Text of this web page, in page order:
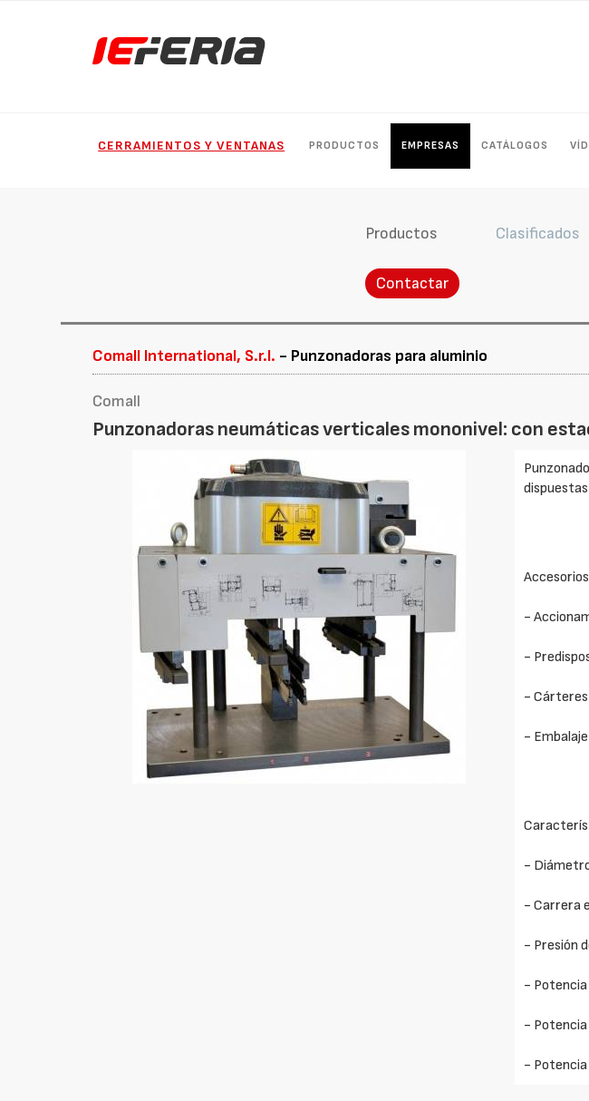
CERRAMIENTOS Y VENTANAS PRODUCTOS EMPRESAS CATÁLOGOS
Productos Clasificados
Contactar
Comall International, S.r.l. - Punzonadoras para aluminio
Comall
Punzonadoras neumáticas verticales mononivel: con
dispuestas
-
-
-
-
-
- Carrera
- Presión
- Potencia
- Potencia
- Potencia